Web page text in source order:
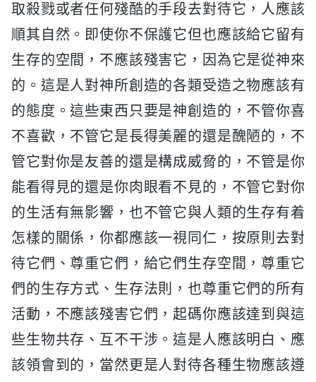
取殺戮或者任何殘酷的手段去對待它，人應該
順其自然。即使你不保護它但也應該給它留有
生存的空間，不應該殘害它，因為它是從神來
的。這是人對神所創造的各類受造之物應該有
的態度。這些東西只要是神創造的，不管你喜
不喜歡，不管它是長得美麗的還是醜陋的，不
管它對你是友善的還是構成威脅的，不管是你
能看得見的還是你肉眼看不見的，不管它對你
的生活有無影響，也不管它與人類的生存有着
怎樣的關係，你都應該一視同仁，按原則去對
待它們、尊重它們，給它們生存空間，尊重它
們的生存方式、生存法則，也尊重它們的所有
活動，不應該殘害它們，起碼你應該達到與這
些生物共存、互不干涉。這是人應該明白、應
該領會到的，當然更是人對待各種生物應該遵